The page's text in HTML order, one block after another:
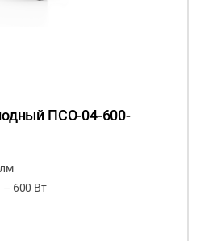
ПСО-04-600-
600 Вт